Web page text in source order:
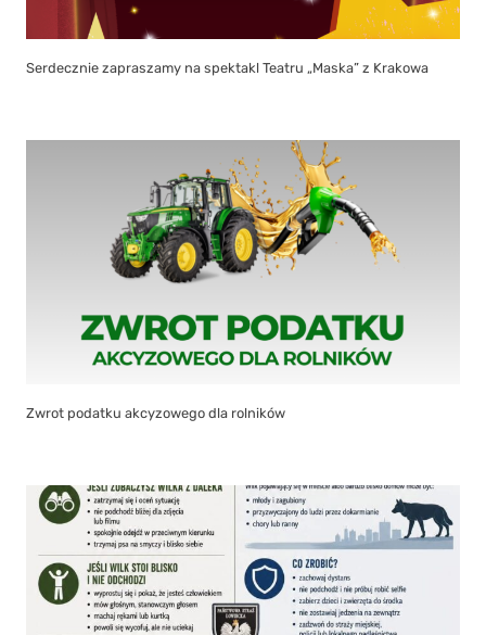
Serdecznie zapraszamy na spektakl Teatru „Maska” z Krakowa
Zwrot podatku akcyzowego dla rolników